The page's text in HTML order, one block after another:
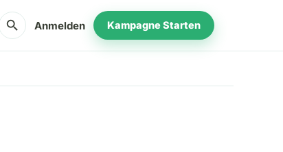
search Anmelden Kampagne Starten